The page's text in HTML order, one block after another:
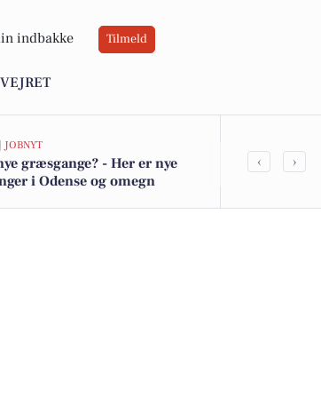
indbakke Tilmeld
VEJRET
JOBNYT
græsgange? - Her er nye
i Odense og omegn
‹ ›